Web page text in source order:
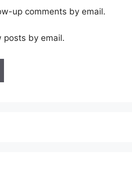
up comments by email.
posts by email.